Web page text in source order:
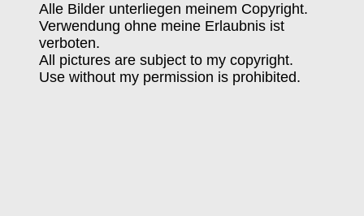
Alle Bilder unterliegen meinem Copyright.
Verwendung ohne meine Erlaubnis ist
verboten.
All pictures are subject to my copyright.
Use without my permission is prohibited.